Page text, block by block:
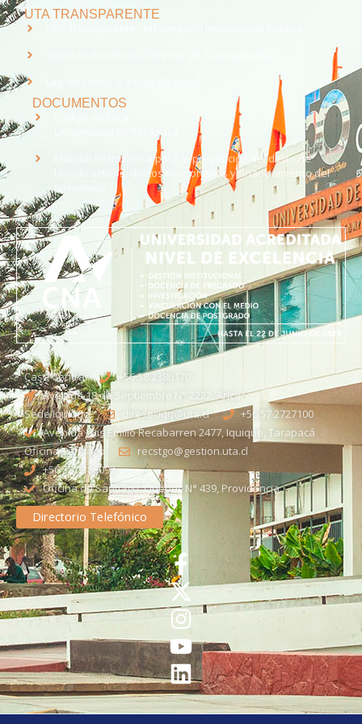
UTA TRANSPARENTE
DOCUMENTOS
Universidad de Tarapacá
Manual institucional para la prevención del delito de
lavado activos, delitos funcionarios y financiamiento del
terrorismo
Casa Central
+56 58 2386170
Avenida 18 de Septiembre N° 2222, Arica
Sede Iquique
direseciqq@uta.cl
+56 57 2727100​
Avenida Luis Emilio Recabarren 2477, Iquique, Tarapacá
Oficina Santiago
recstgo@gestion.uta.cl
+56 58 2386093
Oficina de Santiago: Quebec N° 439, Providencia
Directorio Telefónico